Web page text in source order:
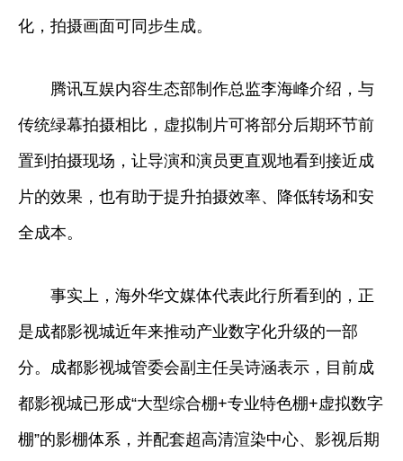
化，拍摄画面可同步生成。
腾讯互娱内容生态部制作总监李海峰介绍，与
传统绿幕拍摄相比，虚拟制片可将部分后期环节前
置到拍摄现场，让导演和演员更直观地看到接近成
片的效果，也有助于提升拍摄效率、降低转场和安
全成本。
事实上，海外华文媒体代表此行所看到的，正
是成都影视城近年来推动产业数字化升级的一部
分。成都影视城管委会副主任吴诗涵表示，目前成
都影视城已形成“大型综合棚+专业特色棚+虚拟数字
棚”的影棚体系，并配套超高清渲染中心、影视后期